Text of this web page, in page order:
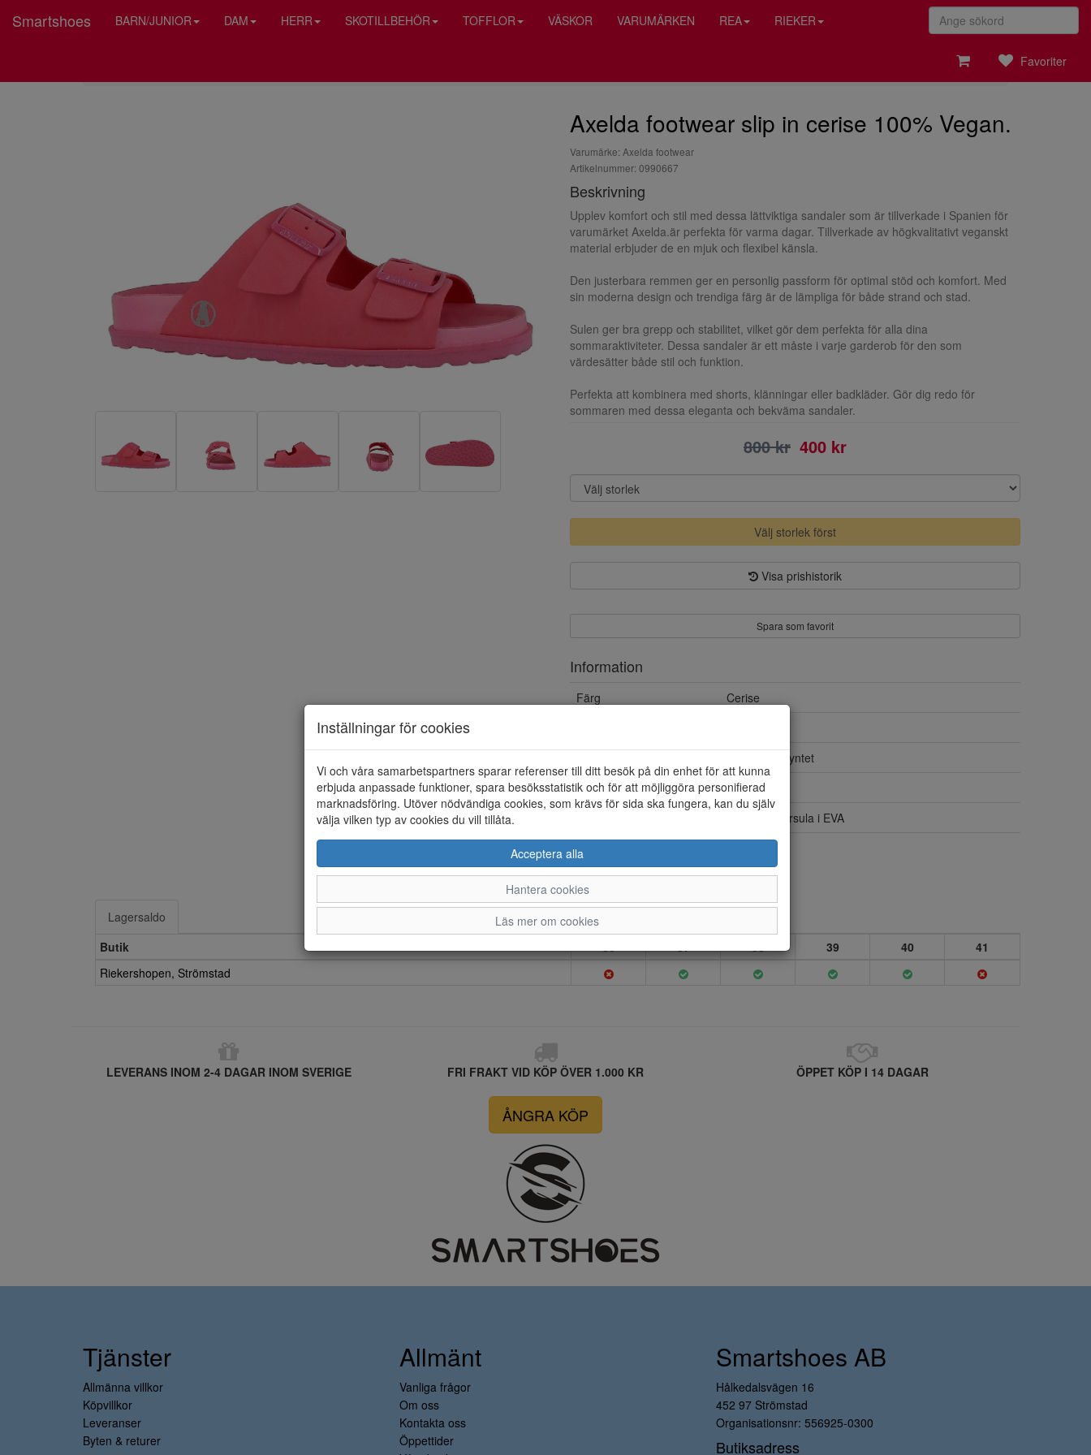
Smartshoes BARN/JUNIOR DAM HERR SKOTILLBEHÖR TOFFLOR VÄSKOR VARUMÄRKEN REA RIEKER
Favoriter
Axelda footwear slip in cerise 100% Vegan.
Varumärke: Axelda footwear
Artikelnummer: 0990667
Beskrivning
Upplev komfort och stil med dessa lättviktiga sandaler som är tillverkade i Spanien för
varumärket Axelda.är perfekta för varma dagar. Tillverkade av högkvalitativt veganskt
material erbjuder de en mjuk och flexibel känsla.
Den justerbara remmen ger en personlig passform för optimal stöd och komfort. Med
sin moderna design och trendiga färg är de lämpliga för både strand och stad.
Sulen ger bra grepp och stabilitet, vilket gör dem perfekta för alla dina
sommaraktiviteter. Dessa sandaler är ett måste i varje garderob för den som
värdesätter både stil och funktion.
Perfekta att kombinera med shorts, klänningar eller badkläder. Gör dig redo för
sommaren med dessa eleganta och bekväma sandaler.
800 kr 400 kr
Välj storlek först
Visa prishistorik
Spara som favorit
Information
Färg
Cerise
Anatomisk syntet
Löstagbar sula
Nej
Slitstark yttersula i EVA
Material
Lagersaldo
Butik
36 37 38 39 40
41
Riekershopen, Strömstad
LEVERANS INOM 2-4 DAGAR INOM SVERIGE FRI FRAKT VID KÖP ÖVER 1.000 KR ÖPPET KÖP I 14 DAGAR
ÅNGRA KÖP
Inställningar för cookies
Vi och våra samarbetspartners sparar referenser till ditt besök på din enhet för att kunna
erbjuda anpassade funktioner, spara besöksstatistik och för att möjliggöra personifierad
marknadsföring. Utöver nödvändiga cookies, som krävs för sida ska fungera, kan du själv
välja vilken typ av cookies du vill tillåta.
Acceptera alla
Hantera cookies
Läs mer om cookies
Tjänster
Allmänna villkor
Köpvillkor
Leveranser
Byten & returer
Allmänt
Vanliga frågor
Om oss
Kontakta oss
Öppettider
Smartshoes AB
Hålkedalsvägen 16
452 97 Strömstad
Organisationsnr: 556925-0300
Butiksadress